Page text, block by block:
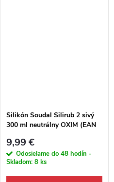
Silikón Soudal Silirub 2 sivý
300 ml neutrálny OXIM (EAN
9,99 €
Odosielame do 48 hodín -
Skladom: 8 ks